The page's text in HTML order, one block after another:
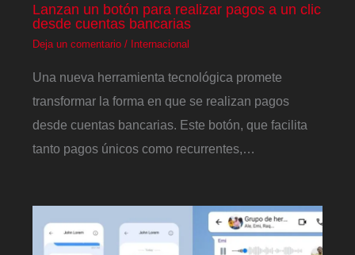
Lanzan un botón para realizar pagos a un clic
desde cuentas bancarias
Deja un comentario / Internacional
Una nueva herramienta tecnológica promete
transformar la forma en que se realizan pagos
desde cuentas bancarias. Este botón, que facilita
tanto pagos únicos como recurrentes,…